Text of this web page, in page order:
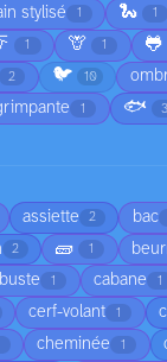
stylisé 1 🐍 1
1 🦒 1 🐸
2 🐦 10
1 🐟 3
assiette 2 bac
2 🧱 1
buste 1 cabane 1
cerf-volant 1
cheminée 1